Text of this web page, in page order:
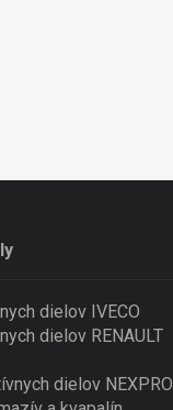
dielov IVECO
dielov RENAULT
dielov NEXPRO